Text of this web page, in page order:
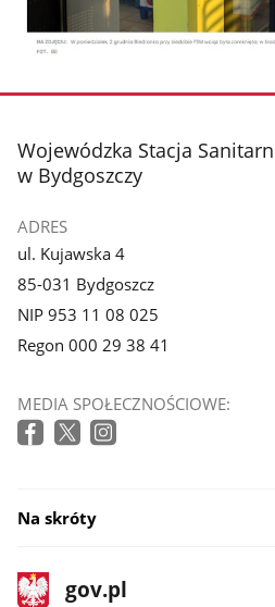
stopka
Wojewódzka Stacja
w Bydgoszczy
ADRES
ul. Kujawska 4
85-031 Bydgoszcz
NIP 953 11 08 025
Regon 000 29 38 41
MEDIA SPOŁECZNOŚCIOWE:
Na skróty
stopka
gov.pl
Strona
gov.pl